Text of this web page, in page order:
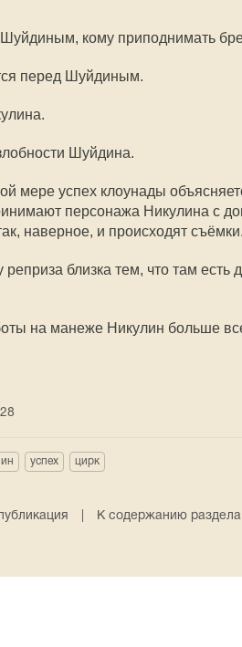
Шуйдиным, кому приподнимать
перед Шуйдиным.
Шуйдина.
мере успех клоунады
персонажа Никулина с
наверное, и происходят съёмки.
близка тем, что там есть
на манеже Никулин больше
успех цирк
К содержанию раздела